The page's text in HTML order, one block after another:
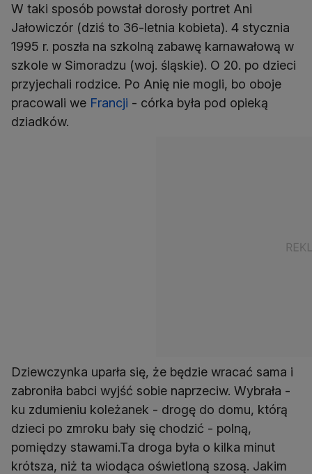
W taki sposób powstał dorosły portret Ani
Jałowiczór (dziś to 36-letnia kobieta). 4 stycznia
1995 r. poszła na szkolną zabawę karnawałową w
szkole w Simoradzu (woj. śląskie). O 20. po dzieci
przyjechali rodzice. Po Anię nie mogli, bo oboje
pracowali we Francji - córka była pod opieką
dziadków.
Dziewczynka uparła się, że będzie wracać sama i
zabroniła babci wyjść sobie naprzeciw. Wybrała -
ku zdumieniu koleżanek - drogę do domu, którą
dzieci po zmroku bały się chodzić - polną,
pomiędzy stawami.Ta droga była o kilka minut
krótsza, niż ta wiodąca oświetloną szosą. Jakim